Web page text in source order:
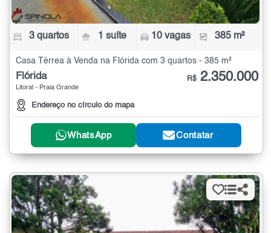
3 quartos 1 suíte 10 vagas 385 m²
Casa Térrea à Venda na Flórida com 3 quartos - 385 m²
Flórida
Litoral - Praia Grande
Endereço no círculo do mapa
R$ 2.350.000
WhatsApp Contatar